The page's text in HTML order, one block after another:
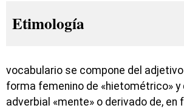
Etimología
vocabulario se compone del
forma femenino de «hietométrico» y
adverbial «mente» o derivado de, en